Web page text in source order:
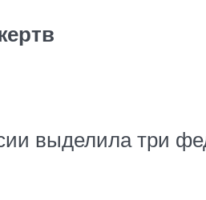
выделила три